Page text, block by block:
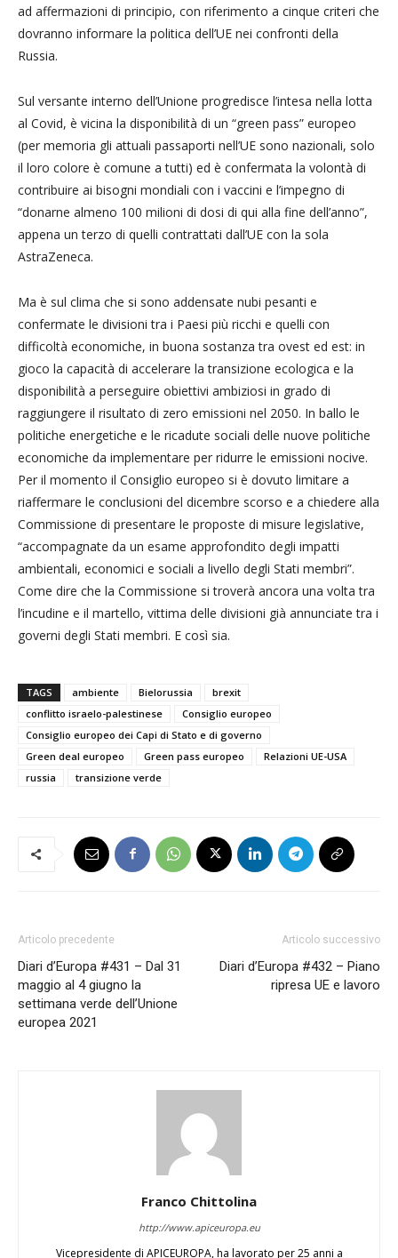
ad affermazioni di principio, con riferimento a cinque criteri che
dovranno informare la politica dell’UE nei confronti della
Russia.
Sul versante interno dell’Unione progredisce l’intesa nella lotta
al Covid, è vicina la disponibilità di un “green pass” europeo
(per memoria gli attuali passaporti nell’UE sono nazionali, solo
il loro colore è comune a tutti) ed è confermata la volontà di
contribuire ai bisogni mondiali con i vaccini e l’impegno di
“donarne almeno 100 milioni di dosi di qui alla fine dell’anno”,
appena un terzo di quelli contrattati dall’UE con la sola
AstraZeneca.
Ma è sul clima che si sono addensate nubi pesanti e
confermate le divisioni tra i Paesi più ricchi e quelli con
difficoltà economiche, in buona sostanza tra ovest ed est: in
gioco la capacità di accelerare la transizione ecologica e la
disponibilità a perseguire obiettivi ambiziosi in grado di
raggiungere il risultato di zero emissioni nel 2050. In ballo le
politiche energetiche e le ricadute sociali delle nuove politiche
economiche da implementare per ridurre le emissioni nocive.
Per il momento il Consiglio europeo si è dovuto limitare a
riaffermare le conclusioni del dicembre scorso e a chiedere alla
Commissione di presentare le proposte di misure legislative,
“accompagnate da un esame approfondito degli impatti
ambientali, economici e sociali a livello degli Stati membri”.
Come dire che la Commissione si troverà ancora una volta tra
l’incudine e il martello, vittima delle divisioni già annunciate tra i
governi degli Stati membri. E così sia.
TAGS ambiente Bielorussia
brexit
conflitto israelo-palestinese
Consiglio europeo
Consiglio europeo dei Capi di Stato e di governo
Green deal europeo
Green pass europeo
Relazioni UE-USA
russia
transizione verde
Articolo precedente
Diari d’Europa #431 – Dal 31
maggio al 4 giugno la
settimana verde dell’Unione
europea 2021
Articolo successivo
Diari d’Europa #432 – Piano
ripresa UE e lavoro
Franco Chittolina
http://www.apiceuropa.eu
Vicepresidente di APICEUROPA, ha lavorato per 25 anni a